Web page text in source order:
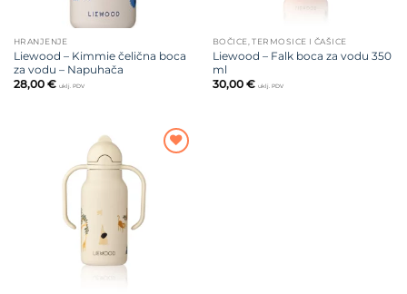
HRANJENJE
Liewood – Kimmie čelična boca
za vodu – Napuhača
28,00 € uklj. PDV
BOČICE, TERMOSICE I ČAŠICE
Liewood – Falk boca za vodu 350
ml
30,00 € uklj. PDV